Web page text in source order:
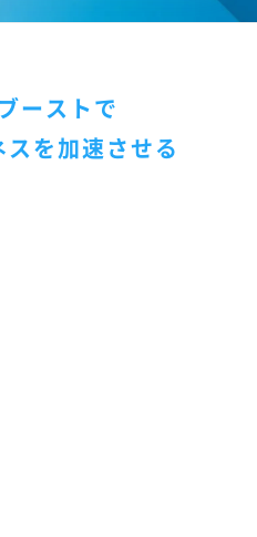
ーストで
を加速させる